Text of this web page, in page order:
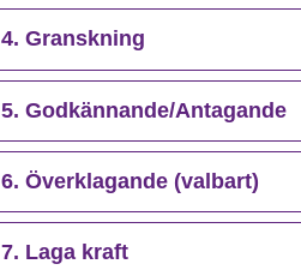
4. Granskning
5. Godkännande/Antagande
6. Överklagande (valbart)
7. Laga kraft